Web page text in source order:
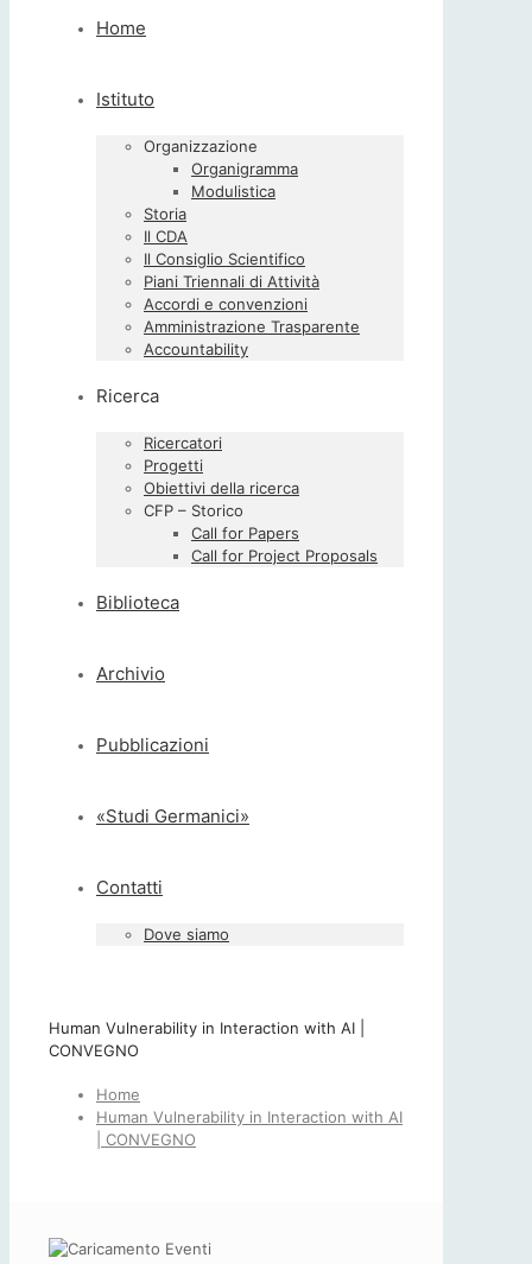
Home
Istituto
Organizzazione
Organigramma
Modulistica
Storia
Il CDA
Il Consiglio Scientifico
Piani Triennali di Attività
Accordi e convenzioni
Amministrazione Trasparente
Accountability
Ricerca
Ricercatori
Progetti
Obiettivi della ricerca
CFP – Storico
Call for Papers
Call for Project Proposals
Biblioteca
Archivio
Pubblicazioni
«Studi Germanici»
Contatti
Dove siamo
Human Vulnerability in Interaction with AI |
CONVEGNO
Home
Human Vulnerability in Interaction with AI
| CONVEGNO